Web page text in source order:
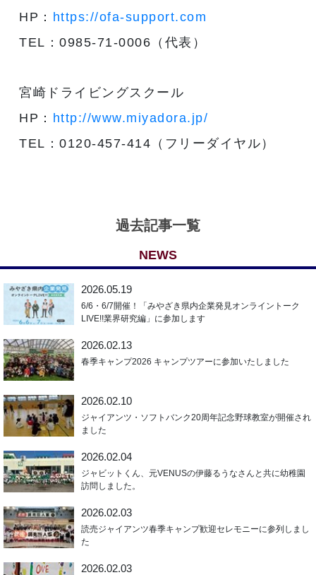
HP： https://ofa-support.com
TEL：0985-71-0006（代表）
宮崎ドライビングスクール
HP： http://www.miyadora.jp/
TEL：0120-457-414（フリーダイヤル）
過去記事一覧
NEWS
2026.05.19
6/6・6/7開催！「みやざき県内企業発見オンライントーク
LIVE!!業界研究編」に参加します
2026.02.13
春季キャンプ2026 キャンプツアーに参加いたしました
2026.02.10
ジャイアンツ・ソフトバンク20周年記念野球教室が開催され
ました
2026.02.04
ジャビットくん、元VENUSの伊藤るうなさんと共に幼稚園
訪問しました。
2026.02.03
読売ジャイアンツ春季キャンプ歓迎セレモニーに参列しまし
た
2026.02.03